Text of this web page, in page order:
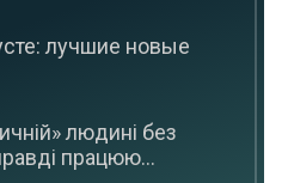
лучшие новые
людині без
працюю...